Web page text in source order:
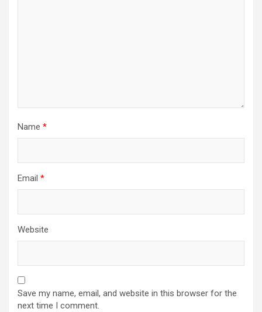
Name *
Email *
Website
Save my name, email, and website in this browser for the
next time I comment.